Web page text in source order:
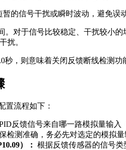
暂的信号干扰或瞬时波动，避免
。对于信号比较稳定、干扰较小
扰。
秒，则意味着关闭反馈断线检测
置流程如下：
反馈信号来自哪一路模拟量输入
检测准确，务必先对选定的模拟
）： 根据反馈传感器的信号类